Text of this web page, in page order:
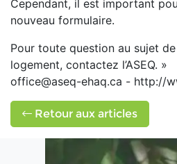
Cependant, il est important
nouveau formulaire.
Pour toute question au sujet
logement, contactez l’ASEQ. »
office@aseq-ehaq.ca - http://
Retour aux articles